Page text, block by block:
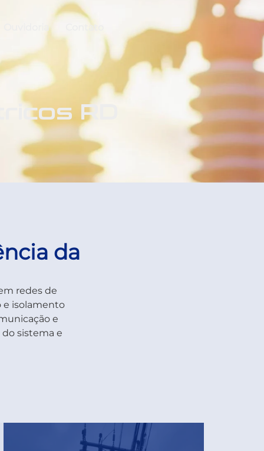
Ouvidoria Contato
RD
da
redes de
e isolamento
e
sistema e